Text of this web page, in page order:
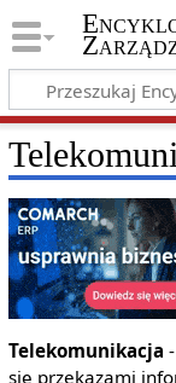
Telekomunikacja -
się przekazami